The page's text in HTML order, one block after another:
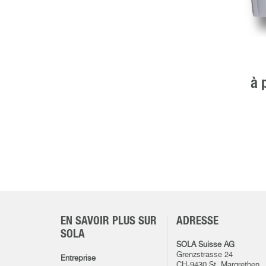
à
EN SAVOIR PLUS SUR
SOLA
Entreprise
ADRESSE
SOLA Suisse AG
Grenzstrasse 24